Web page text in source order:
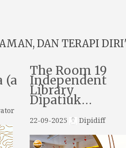
DAN TERAPI
(a
The Room 19
Independent
Library
Dipatiuk…
22-09-2025 Dipidiff